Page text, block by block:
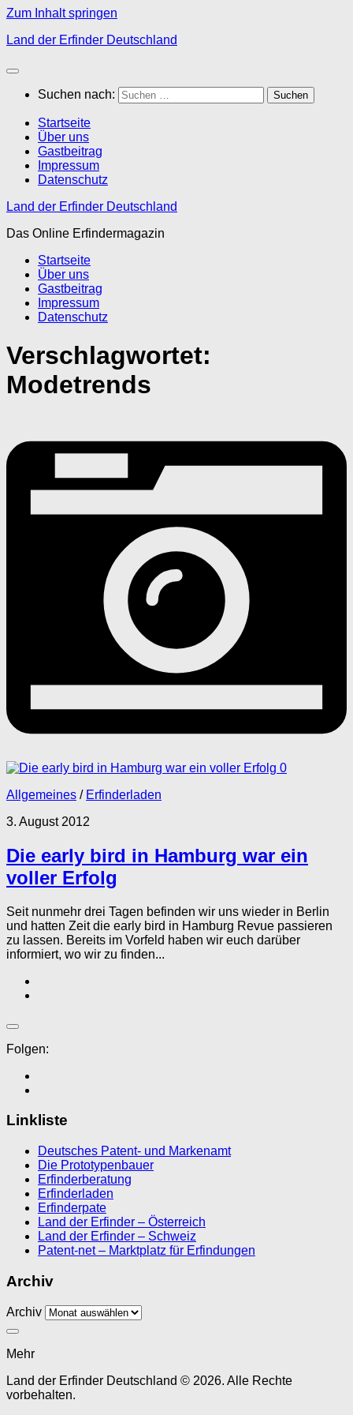
Zum Inhalt springen
Land der Erfinder Deutschland
Suchen nach:
Startseite
Über uns
Gastbeitrag
Impressum
Datenschutz
Land der Erfinder Deutschland
Das Online Erfindermagazin
Startseite
Über uns
Gastbeitrag
Impressum
Datenschutz
Verschlagwortet:
Modetrends
0
Allgemeines / Erfinderladen
3. August 2012
Die early bird in Hamburg war ein
voller Erfolg
Seit nunmehr drei Tagen befinden wir uns wieder in Berlin
und hatten Zeit die early bird in Hamburg Revue passieren
zu lassen. Bereits im Vorfeld haben wir euch darüber
informiert, wo wir zu finden...
Folgen:
Linkliste
Deutsches Patent- und Markenamt
Die Prototypenbauer
Erfinderberatung
Erfinderladen
Erfinderpate
Land der Erfinder – Österreich
Land der Erfinder – Schweiz
Patent-net – Marktplatz für Erfindungen
Archiv
Archiv
Mehr
Land der Erfinder Deutschland © 2026. Alle Rechte
vorbehalten.